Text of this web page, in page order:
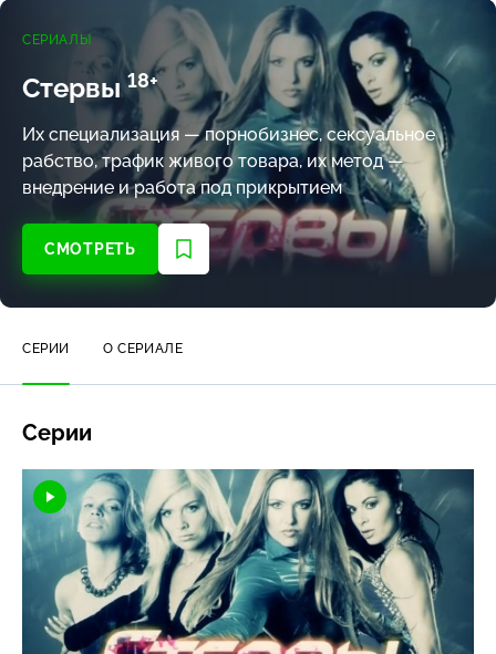
СЕРИАЛЫ
Стервы18+
Их специализация — порнобизнес, сексуальное
рабство, трафик живого товара, их метод —
внедрение и работа под прикрытием
СМОТРЕТЬ
СЕРИИ О СЕРИАЛЕ
Серии